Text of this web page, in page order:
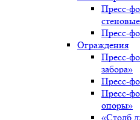
Пресс-
Пресс-
Ограждения
Пресс-
забора»
Пресс-
Пресс-
опоры»
«Столб